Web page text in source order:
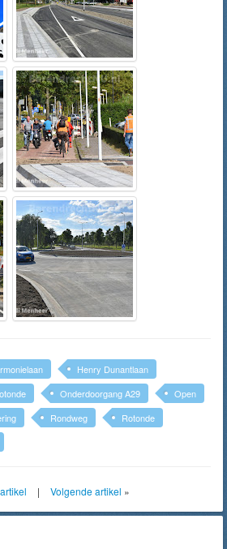
Henry Dunantlaan
Onderdoorgang A29
Open
Rondweg
Rotonde
| Volgende artikel »